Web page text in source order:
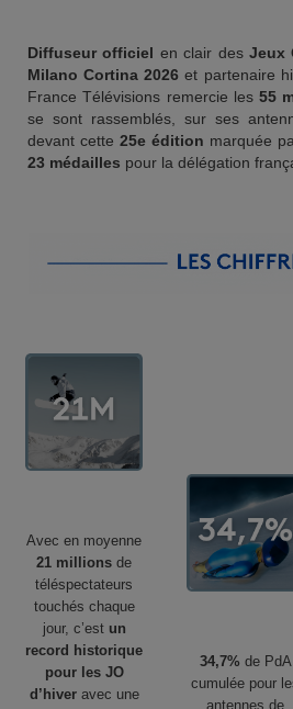
Diffuseur officiel en clair des Jeux
Milano Cortina 2026 et partenaire
France Télévisions remercie les 55
se sont rassemblés, sur ses
devant cette 25e édition marquée
23 médailles pour la délégation
Avec en moyenne
21 millions de
téléspectateurs
touchés chaque
jour, c’est un
record historique
pour les JO
d’hiveravec une
34,7% de PdA
cumulée pour
antennes de